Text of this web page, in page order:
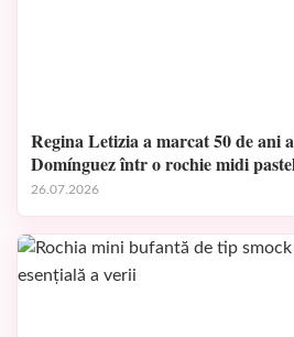
Regina Letizia a marcat 50 de ani
Domínguez într o rochie midi
26.07.2026